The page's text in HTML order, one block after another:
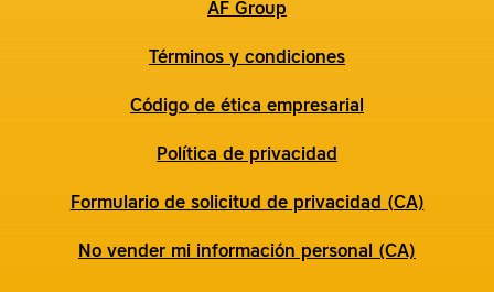
AF Group
Términos y condiciones
Código de ética empresarial
Política de privacidad
Formulario de solicitud de privacidad (CA)
No vender mi información personal (CA)